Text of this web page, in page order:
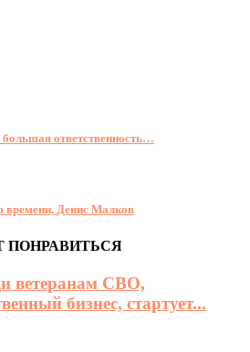
ответственность…
времени, Денис Малков
ветеранам СВО,
бизнес, стартует...